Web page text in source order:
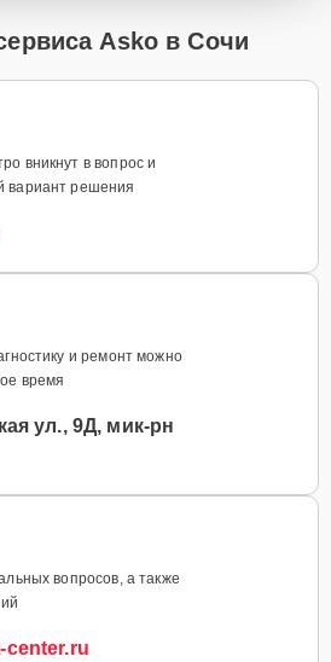
Asko в Сочи
вникнут в вопрос и
вариант решения
и ремонт можно
время
ул., 9Д, мик-рн
вопросов, а также
center.ru